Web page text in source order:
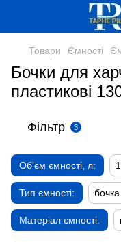
Товари Ємності
Бочки для
пластикові
Фільтр 3
Об'єм ємності, л:
Тип ємності:
Матеріал ємності: